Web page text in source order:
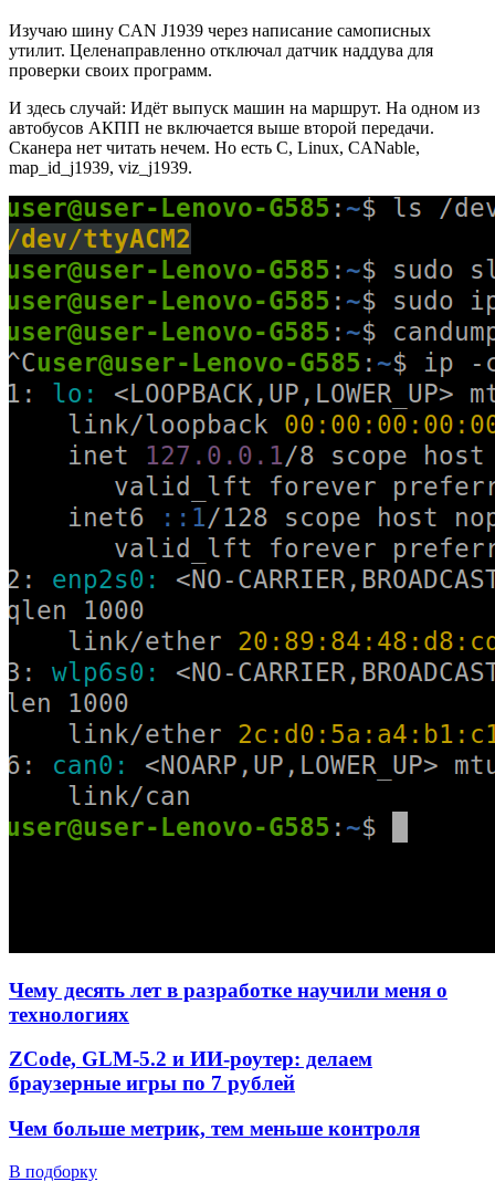
Изучаю шину CAN J1939 через написание самописных
утилит. Целенаправленно отключал датчик наддува для
проверки своих программ.
И здесь случай: Идёт выпуск машин на маршрут. На одном из
автобусов АКПП не включается выше второй передачи.
Сканера нет читать нечем. Но есть C, Linux, CANable,
map_id_j1939, viz_j1939.
Чему десять лет в разработке научили меня о
технологиях
ZCode, GLM-5.2 и ИИ-роутер: делаем
браузерные игры по 7 рублей
Чем больше метрик, тем меньше контроля
В подборку